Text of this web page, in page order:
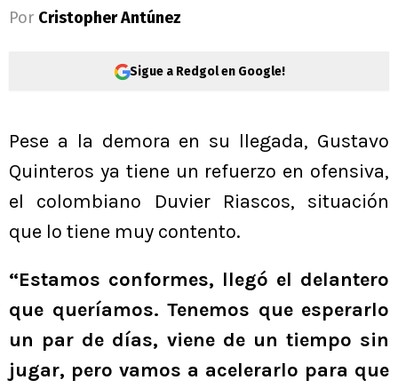
Por Cristopher Antúnez
Sigue a Redgol en Google!
Pese a la demora en su llegada, Gustavo
Quinteros ya tiene un refuerzo en ofensiva,
el colombiano Duvier Riascos, situación
que lo tiene muy contento.
“Estamos conformes, llegó el delantero
que queríamos. Tenemos que esperarlo
un par de días, viene de un tiempo sin
jugar, pero vamos a acelerarlo para que